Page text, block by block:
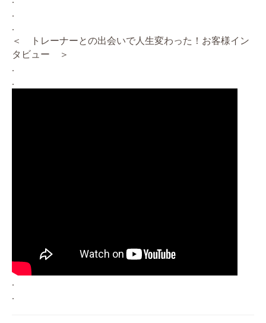
.
.
＜ トレーナーとの出会いで人生変わった！お客様イン
タビュー ＞
.
.
.
.